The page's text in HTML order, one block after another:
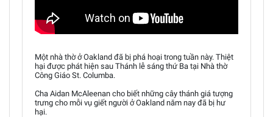
Một nhà thờ ở Oakland đã bị phá hoại trong tuần này. Thiệt
hại được phát hiện sau Thánh lễ sáng thứ Ba tại Nhà thờ
Công Giáo St. Columba.
Cha Aidan McAleenan cho biết những cây thánh giá tượng
trưng cho mỗi vụ giết người ở Oakland năm nay đã bị hư
hại.